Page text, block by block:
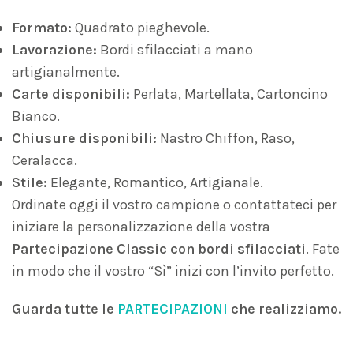
Formato: Quadrato pieghevole.
Lavorazione: Bordi sfilacciati a mano
artigianalmente.
Carte disponibili: Perlata, Martellata, Cartoncino
Bianco.
Chiusure disponibili: Nastro Chiffon, Raso,
Ceralacca.
Stile: Elegante, Romantico, Artigianale.
Ordinate oggi il vostro campione o contattateci per
iniziare la personalizzazione della vostra
Partecipazione Classic con bordi sfilacciati. Fate
in modo che il vostro “Sì” inizi con l’invito perfetto.
Guarda tutte le PARTECIPAZIONI che realizziamo.